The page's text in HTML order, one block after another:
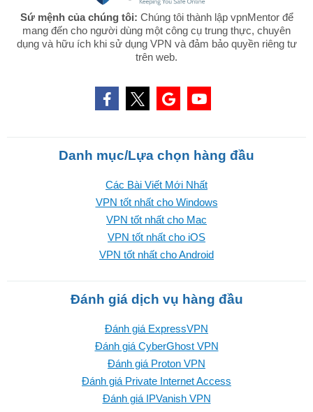
Sứ mệnh của chúng tôi: Chúng tôi thành lập vpnMentor để
mang đến cho người dùng một công cụ trung thực, chuyên
dụng và hữu ích khi sử dụng VPN và đảm bảo quyền riêng tư
trên web.
Danh mục/Lựa chọn hàng đầu
Các Bài Viết Mới Nhất
VPN tốt nhất cho Windows
VPN tốt nhất cho Mac
VPN tốt nhất cho iOS
VPN tốt nhất cho Android
Đánh giá dịch vụ hàng đầu
Đánh giá ExpressVPN
Đánh giá CyberGhost VPN
Đánh giá Proton VPN
Đánh giá Private Internet Access
Đánh giá IPVanish VPN